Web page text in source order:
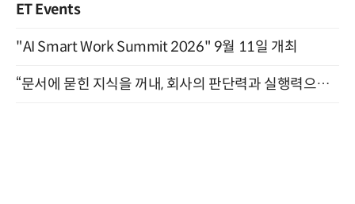
ET Events
"AI Smart Work Summit 2026" 9월 11일 개최
“문서에 묻힌 지식을 꺼내, 회사의 판단력과 실행력으로 바꾸다” (8/20)